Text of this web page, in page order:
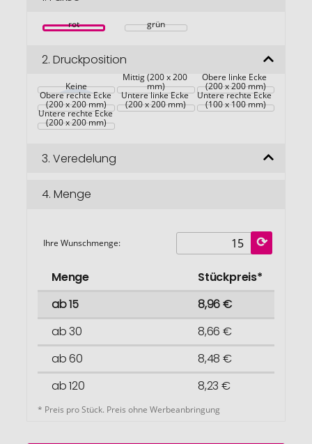
rot grün
2. Druckposition
Keine
Mittig (200 x 200
mm)
Obere linke Ecke
(200 x 200 mm)
Obere rechte Ecke
(200 x 200 mm)
Untere linke Ecke
(200 x 200 mm)
Untere rechte Ecke
(100 x 100 mm)
Untere rechte Ecke
(200 x 200 mm)
3. Veredelung
4. Menge
Ihre Wunschmenge:
Menge
Stückpreis*
ab 15
8,96 €
ab 30
8,66 €
ab 60
8,48 €
ab 120
8,23 €
* Preis pro Stück. Preis ohne Werbeanbringung